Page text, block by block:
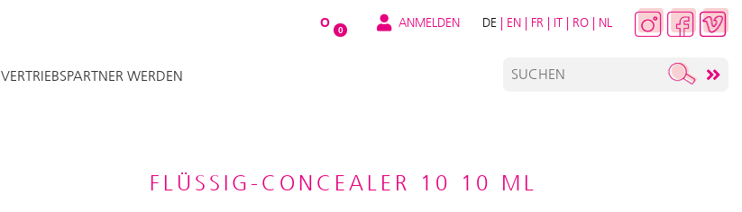
O 0 ANMELDEN DE | EN | FR | IT | RO | NL
VERTRIEBSPARTNER WERDEN
FLÜSSIG-CONCEALER 10 10 ML